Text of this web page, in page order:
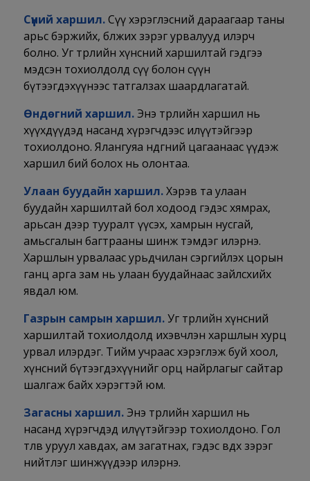
Сүүний харшил.Сүү хэрэглэсний дараагаар таны
арьс бэржийх, бөөлжих зэрэг урвалууд илэрч
болно. Уг төрлийн хүнсний харшилтай гэдгээ
мэдсэн тохиолдолд сүү болон сүүн
бүтээгдэхүүнээс татгалзах шаардлагатай.
Өндөгний харшил.Энэ төрлийн харшил нь
хүүхдүүдэд насанд хүрэгчдээс илүүтэйгээр
тохиолдоно. Ялангуяа өндөгний цагаанаас үүдэж
харшил бий болох нь олонтаа.
Улаан буудайн харшил.Хэрэв та улаан
буудайн харшилтай бол ходоод гэдэс хямрах,
арьсан дээр тууралт үүсэх, хамрын нусгай,
амьсгалын багтрааны шинж тэмдэг илэрнэ.
Харшлын урвалаас урьдчилан сэргийлэх цорын
ганц арга зам нь улаан буудайнаас зайлсхийх
явдал юм.
Газрын самрын харшил.Уг төрлийн хүнсний
харшилтай тохиолдолд ихэвчлэн харшлын хурц
урвал илэрдэг. Тийм учраас хэрэглэж буй хоол,
хүнсний бүтээгдэхүүнийг орц найрлагыг сайтар
шалгаж байх хэрэгтэй юм.
Загасны харшил.Энэ төрлийн харшил нь
насанд хүрэгчдэд илүүтэйгээр тохиолдоно. Гол
төлөв уруул хавдах, ам загатнах, гэдэс өвдөх зэрэг
нийтлэг шинжүүдээр илэрнэ.